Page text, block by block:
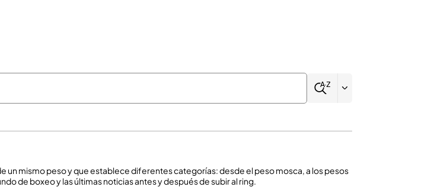
un mismo peso y que establece diferentes categorías: desde el peso mosca, a los pesos
de boxeo y las últimas noticias antes y después de subir al ring.